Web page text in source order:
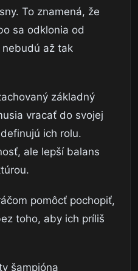
To znamená, že
sa odklonia od
nebudú až tak
základný
vracať do svojej
ich rolu.
ale lepší balans
pomôcť pochopiť,
toho, aby ich príliš
šampióna